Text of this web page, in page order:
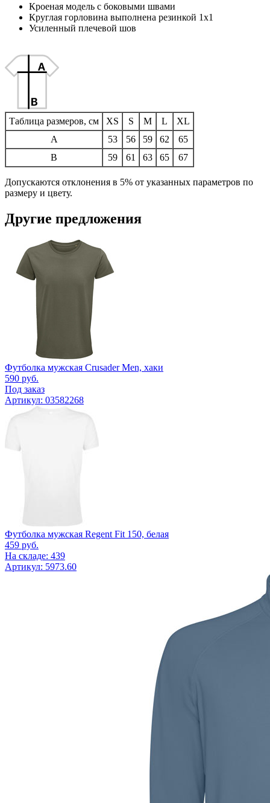
Кроеная модель с боковыми швами
Круглая горловина выполнена резинкой 1х1
Усиленный плечевой шов
Таблица размеров, см XS S M L
XL
A
53 56 59 62
65
B
59 61 63 65 67
Допускаются отклонения в 5% от указанных параметров по
размеру и цвету.
Другие предложения
Футболка мужская Crusader Men, хаки
590 руб.
Под заказ
Артикул: 03582268
Футболка мужская Regent Fit 150, белая
459 руб.
На складе: 439
Артикул: 5973.60